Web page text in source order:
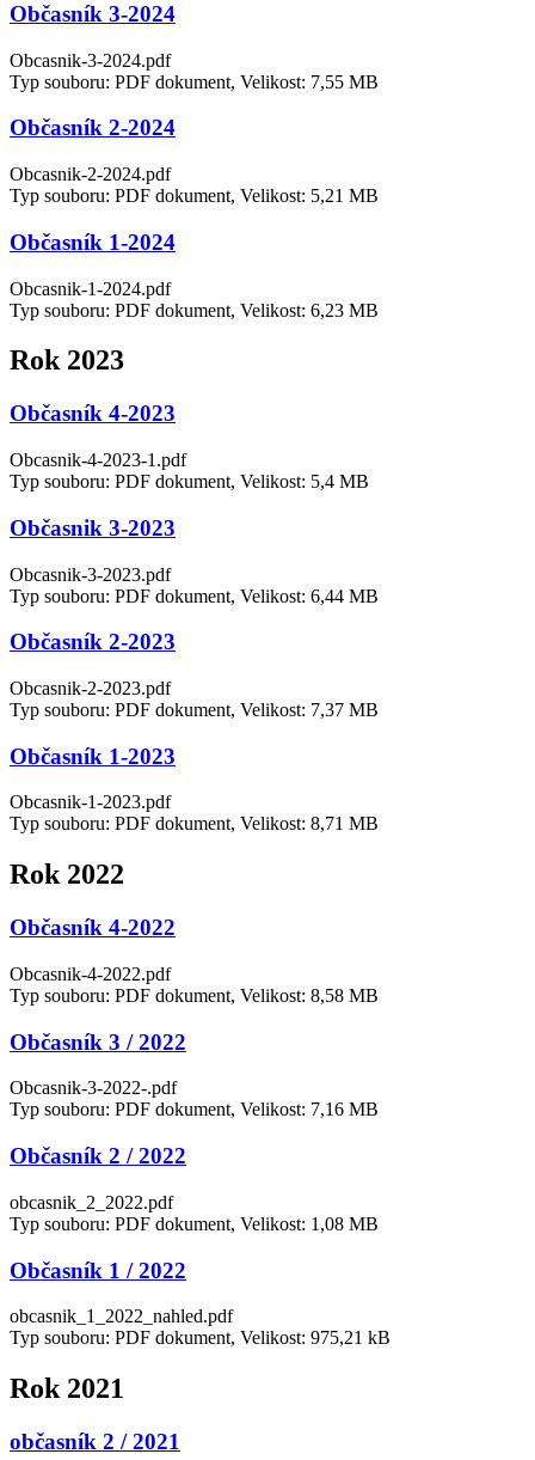
Občasník 3-2024
Obcasnik-3-2024.pdf
Typ souboru: PDF dokument, Velikost: 7,55 MB
Občasník 2-2024
Obcasnik-2-2024.pdf
Typ souboru: PDF dokument, Velikost: 5,21 MB
Občasník 1-2024
Obcasnik-1-2024.pdf
Typ souboru: PDF dokument, Velikost: 6,23 MB
Rok 2023
Občasník 4-2023
Obcasnik-4-2023-1.pdf
Typ souboru: PDF dokument, Velikost: 5,4 MB
Občasnik 3-2023
Obcasnik-3-2023.pdf
Typ souboru: PDF dokument, Velikost: 6,44 MB
Občasník 2-2023
Obcasnik-2-2023.pdf
Typ souboru: PDF dokument, Velikost: 7,37 MB
Občasník 1-2023
Obcasnik-1-2023.pdf
Typ souboru: PDF dokument, Velikost: 8,71 MB
Rok 2022
Občasník 4-2022
Obcasnik-4-2022.pdf
Typ souboru: PDF dokument, Velikost: 8,58 MB
Občasník 3 / 2022
Obcasnik-3-2022-.pdf
Typ souboru: PDF dokument, Velikost: 7,16 MB
Občasník 2 / 2022
obcasnik_2_2022.pdf
Typ souboru: PDF dokument, Velikost: 1,08 MB
Občasník 1 / 2022
obcasnik_1_2022_nahled.pdf
Typ souboru: PDF dokument, Velikost: 975,21 kB
Rok 2021
občasník 2 / 2021